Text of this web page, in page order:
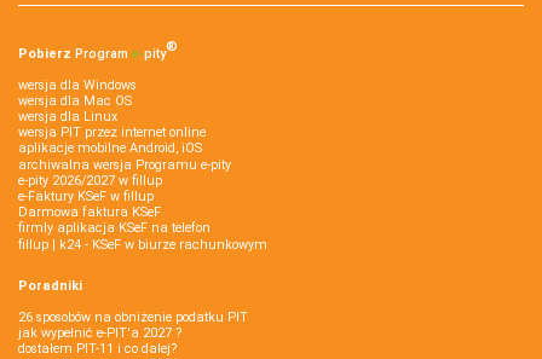
Pobierz Program e‑pity®
wersja dla Windows
wersja dla Mac OS
wersja dla Linux
wersja PIT przez internet online
aplikacje mobilne Android, iOS
archiwalna wersja Programu e-pity
e-pity 2026/2027 w fillup
e‑Faktury KSeF w fillup
Darmowa faktura KSeF
firmly aplikacja KSeF na telefon
fillup | k24 - KSeF w biurze rachunkowym
Poradniki
26 sposobów na obniżenie podatku PIT
jak wypełnić e-PIT'a 2027 ?
dostałem PIT-11 i co dalej?